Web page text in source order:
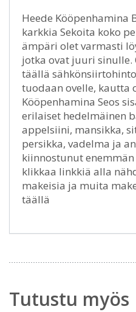
Heede Kööpenhamina
karkkia Sekoita koko
ämpäri olet varmasti
jotka ovat juuri sinulle.
täällä
tuodaan ovelle, kautta
Kööpenhamina Seos
erilaiset hedelmäinen
appelsiini, mansikka,
persikka, vadelma ja
kiinnostunut
klikkaa linkkiä alla
makeisia ja muita
täällä
Tutustu myös